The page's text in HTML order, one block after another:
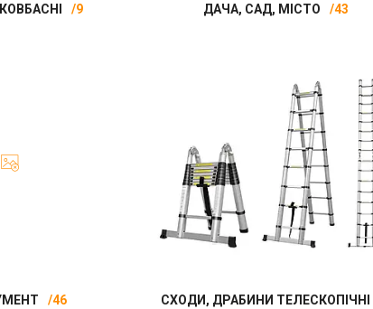
9 ДАЧА, САД, МІСТО 43
46 СХОДИ, ДРАБИНИ ТЕЛЕСКОПІЧНІ